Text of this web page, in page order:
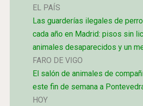
EL PAÍS
Las guarderías ilegales de
cada año en Madrid: pisos sin
animales desaparecidos y un
FARO DE VIGO
El salón de animales de
este fin de semana a
HOY